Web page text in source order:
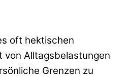
oft hektischen
von Alltagsbelastungen
Grenzen zu